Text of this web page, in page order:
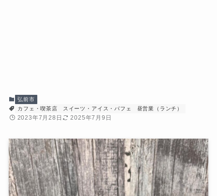
弘前市
カフェ・喫茶店
スイーツ・アイス・パフェ 昼営業（ランチ）
2023年7月28日 2025年7月9日